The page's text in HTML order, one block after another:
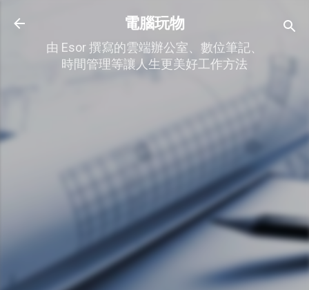
跳到主要內容
電腦玩物
由 Esor 撰寫的雲端辦公室、數位筆記、
時間管理等讓人生更美好工作方法